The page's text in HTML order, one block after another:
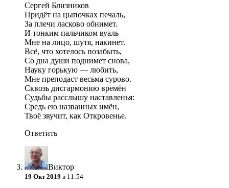
Сергей Близников
Придёт на цыпочках печаль,
За плечи ласково обнимет.
И тонким пальчиком вуаль
Мне на лицо, шутя, накинет.
Всё, что хотелось позабыть,
Со дна души поднимет снова,
Науку горькую — любить,
Мне преподаст весьма сурово.
Сквозь дисгармонию времён
Судьбы расслышу наставленья:
Средь ею названных имён,
Твоё звучит, как Откровенье.
Ответить
Виктор
19 Окт 2019 в 11:54